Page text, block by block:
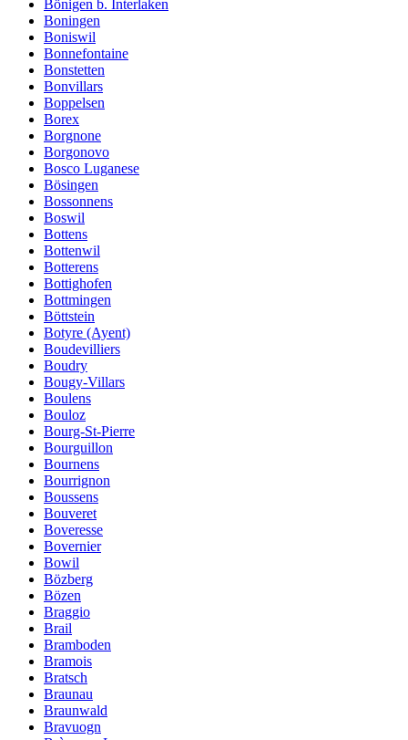
Bönigen b. Interlaken
Boningen
Boniswil
Bonnefontaine
Bonstetten
Bonvillars
Boppelsen
Borex
Borgnone
Borgonovo
Bosco Luganese
Bösingen
Bossonnens
Boswil
Bottens
Bottenwil
Botterens
Bottighofen
Bottmingen
Böttstein
Botyre (Ayent)
Boudevilliers
Boudry
Bougy-Villars
Boulens
Bouloz
Bourg-St-Pierre
Bourguillon
Bournens
Bourrignon
Boussens
Bouveret
Boveresse
Bovernier
Bowil
Bözberg
Bözen
Braggio
Brail
Bramboden
Bramois
Bratsch
Braunau
Braunwald
Bravuogn